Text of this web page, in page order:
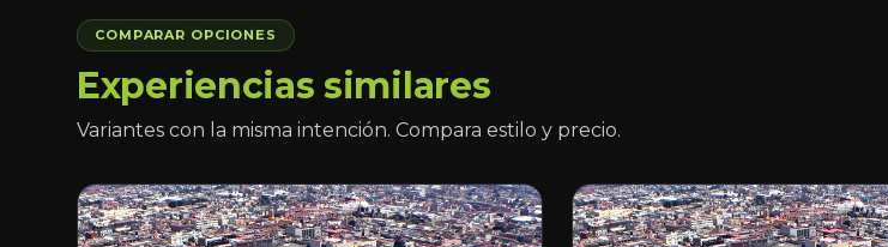
COMPARAR OPCIONES
Experiencias similares
Variantes con la misma intención. Compara estilo y precio.